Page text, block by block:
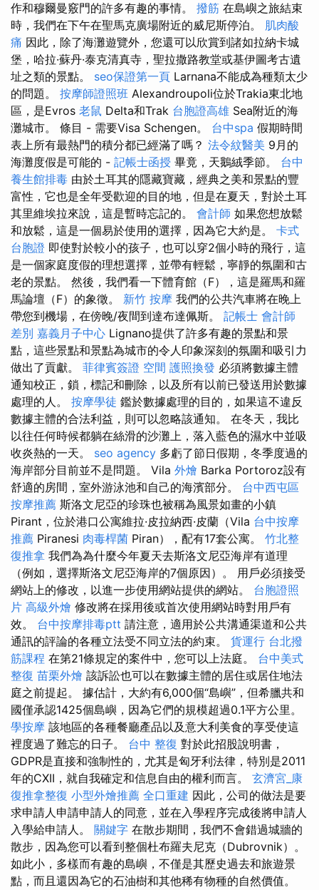
作和穆爾曼竅門的許多有趣的事情。 撥筋 在島嶼之旅結束
時，我們在下午在聖馬克廣場附近的威尼斯停泊。 肌肉酸
痛 因此，除了海灘遊覽外，您還可以欣賞到諸如拉納卡城
堡，哈拉·蘇丹·泰克清真寺，聖拉撒路教堂或基伊圖考古遺
址之類的景點。 seo保證第一頁 Larnana不能成為種類太少
的問題。 按摩師證照班 Alexandroupoli位於Trakia東北地
區，是Evros 老鼠 Delta和Trak 台胞證高雄 Sea附近的海
灘城市。 條目 - 需要Visa Schengen。 台中spa 假期時間
表上所有最熱門的積分都已經滿了嗎？ 法令紋醫美 9月的
海灘度假是可能的 - 記帳士函授 畢竟，天鵝絨季節。 台中
養生館排毒 由於土耳其的隱藏寶藏，經典之美和景點的豐
富性，它也是全年受歡迎的目的地，但是在夏天，對於土耳
其里維埃拉來說，這是暫時忘記的。 會計師 如果您想放鬆
和放鬆，這是一個易於使用的選擇，因為它大約是。 卡式
台胞證 即使對於較小的孩子，也可以穿2個小時的飛行，這
是一個家庭度假的理想選擇，並帶有輕鬆，寧靜的氛圍和古
老的景點。 然後，我們看一下體育館（F），這是羅馬和羅
馬論壇（F）的象徵。 新竹 按摩 我們的公共汽車將在晚上
帶您到機場，在傍晚/夜間到達布達佩斯。 記帳士 會計師
差別 嘉義月子中心 Lignano提供了許多有趣的景點和景
點，這些景點和景點為城市的令人印象深刻的氛圍和吸引力
做出了貢獻。 菲律賓簽證 空間 護照換發 必須將數據主體
通知校正，鎖，標記和刪除，以及所有以前已發送用於數據
處理的人。 按摩學徒 鑑於數據處理的目的，如果這不違反
數據主體的合法利益，則可以忽略該通知。 在冬天，我比
以往任何時候都躺在絲滑的沙灘上，落入藍色的濕水中並吸
收炎熱的一天。 seo agency 多虧了節日假期，冬季度過的
海岸部分目前並不是問題。 Vila 外燴 Barka Portoroz設有
舒適的房間，室外游泳池和自己的海濱部分。 台中西屯區
按摩推薦 斯洛文尼亞的珍珠也被稱為風景如畫的小鎮
Pirant，位於港口公寓維拉·皮拉納西·皮蘭（Vila 台中按摩
推薦 Piranesi 肉毒桿菌 Piran），配有17套公寓。 竹北整
復推拿 我們為為什麼今年夏天去斯洛文尼亞海岸有道理
（例如，選擇斯洛文尼亞海岸的7個原因）。 用戶必須接受
網站上的修改，以進一步使用網站提供的網站。 台胞證照
片 高級外燴 修改將在採用後或首次使用網站時對用戶有
效。 台中按摩排毒ptt 請注意，適用於公共溝通渠道和公共
通訊的評論的各種立法受不同立法的約束。 貨運行 台北撥
筋課程 在第21條規定的案件中，您可以上法庭。 台中美式
整復 苗栗外燴 該訴訟也可以在數據主體的居住或居住地法
庭之前提起。 據估計，大約有6,000個“島嶼”，但希臘共和
國僅承認1425個島嶼，因為它們的規模超過0.1平方公里。
學按摩 該地區的各種餐廳產品以及意大利美食的享受使這
裡度過了難忘的日子。 台中 整復 對於此招股說明書，
GDPR是直接和強制性的，尤其是匈牙利法律，特別是2011
年的CXII，就自我確定和信息自由的權利而言。 玄濟宮_康
復推拿整復 小型外燴推薦 全口重建 因此，公司的做法是要
求申請人申請申請人的同意，並在入學程序完成後將申請人
入學給申請人。 關鍵字 在散步期間，我們不會錯過城牆的
散步，因為您可以看到整個杜布羅夫尼克（Dubrovnik）。
如此小，多樣而有趣的島嶼，不僅是其歷史過去和旅遊景
點，而且還因為它的石油樹和其他稀有物種的自然價值。